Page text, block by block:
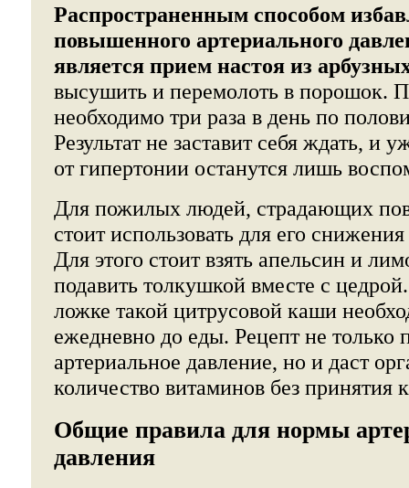
Распространенным способом
повышенного артериального
является прием настоя из
высушить и перемолоть в порошок.
необходимо три раза в день по
Результат не заставит себя ждать, и
от гипертонии останутся лишь
Для пожилых людей, страдающих
стоит использовать для его
Для этого стоит взять апельсин и
подавить толкушкой вместе с
ложке такой цитрусовой каши
ежедневно до еды. Рецепт не только
артериальное давление, но и даст
количество витаминов без принятия
Общие правила для нормы
давления